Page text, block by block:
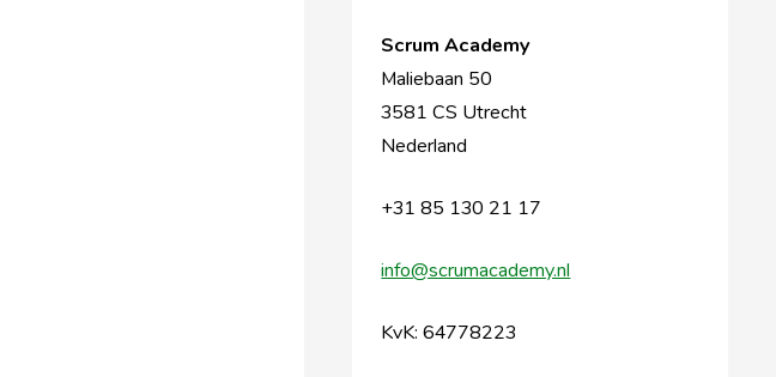
Scrum Academy
Maliebaan 50
3581 CS Utrecht
Nederland
+31 85 130 21 17
info@scrumacademy.nl
KvK: 64778223